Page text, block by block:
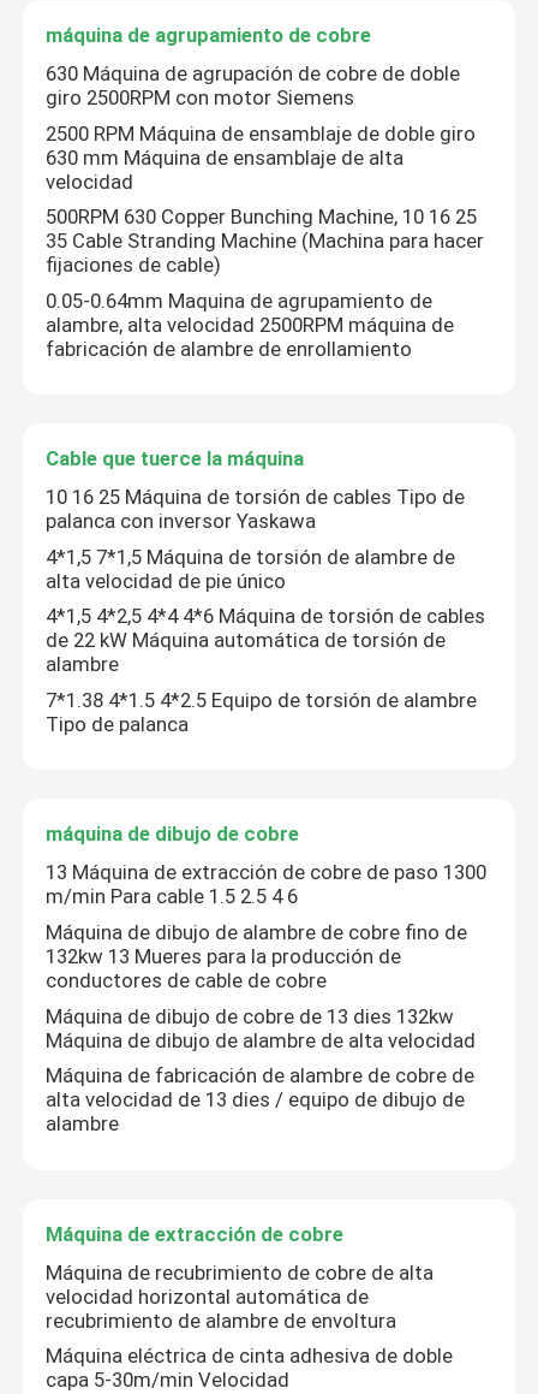
En casa
Productos
Sobre nosotros
Recorrido por la fábrica
máquina de agrupamiento de cobre
630 Máquina de agrupación de cobre de doble
giro 2500RPM con motor Siemens
2500 RPM Máquina de ensamblaje de doble giro
630 mm Máquina de ensamblaje de alta
velocidad
500RPM 630 Copper Bunching Machine, 10 16 25
35 Cable Stranding Machine (Machina para hacer
fijaciones de cable)
0.05-0.64mm Maquina de agrupamiento de
alambre, alta velocidad 2500RPM máquina de
fabricación de alambre de enrollamiento
Cable que tuerce la máquina
10 16 25 Máquina de torsión de cables Tipo de
palanca con inversor Yaskawa
4*1,5 7*1,5 Máquina de torsión de alambre de
alta velocidad de pie único
4*1,5 4*2,5 4*4 4*6 Máquina de torsión de cables
de 22 kW Máquina automática de torsión de
alambre
7*1.38 4*1.5 4*2.5 Equipo de torsión de alambre
Tipo de palanca
máquina de dibujo de cobre
13 Máquina de extracción de cobre de paso 1300
m/min Para cable 1.5 2.5 4 6
Máquina de dibujo de alambre de cobre fino de
132kw 13 Mueres para la producción de
conductores de cable de cobre
Máquina de dibujo de cobre de 13 dies 132kw
Máquina de dibujo de alambre de alta velocidad
Máquina de fabricación de alambre de cobre de
alta velocidad de 13 dies / equipo de dibujo de
alambre
Máquina de extracción de cobre
Máquina de recubrimiento de cobre de alta
velocidad horizontal automática de
recubrimiento de alambre de envoltura
Máquina eléctrica de cinta adhesiva de doble
capa 5-30m/min Velocidad